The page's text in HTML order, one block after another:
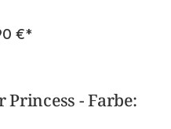
Preis:
€*
- Farbe: